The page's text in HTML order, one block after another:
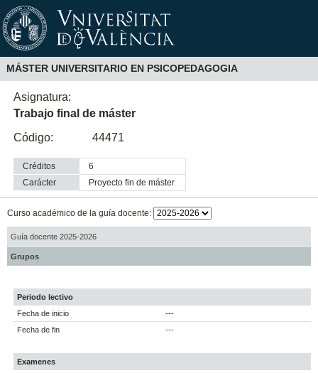
MÁSTER UNIVERSITARIO EN PSICOPEDAGOGIA
Asignatura:
Trabajo final de máster
Código:
44471
Créditos
6
Carácter
proyecto fin de máster
Curso académico de la guía docente:
Guía docente 2025-2026
Grupos
Periodo lectivo
Fecha de inicio
---
Fecha de fin
---
Examenes